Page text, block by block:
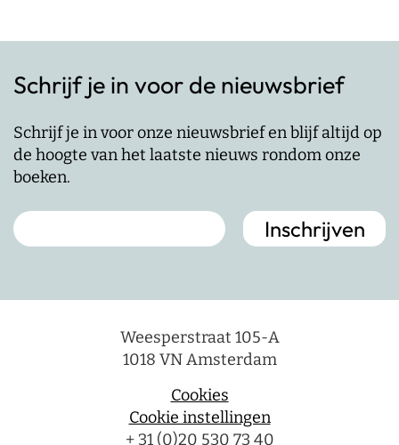
Schrijf je in voor de nieuwsbrief
Schrijf je in voor onze nieuwsbrief en blijf altijd op
de hoogte van het laatste nieuws rondom onze
boeken.
Weesperstraat 105-A
1018 VN Amsterdam
Cookies
Cookie instellingen
+ 31 (0)20 530 73 40